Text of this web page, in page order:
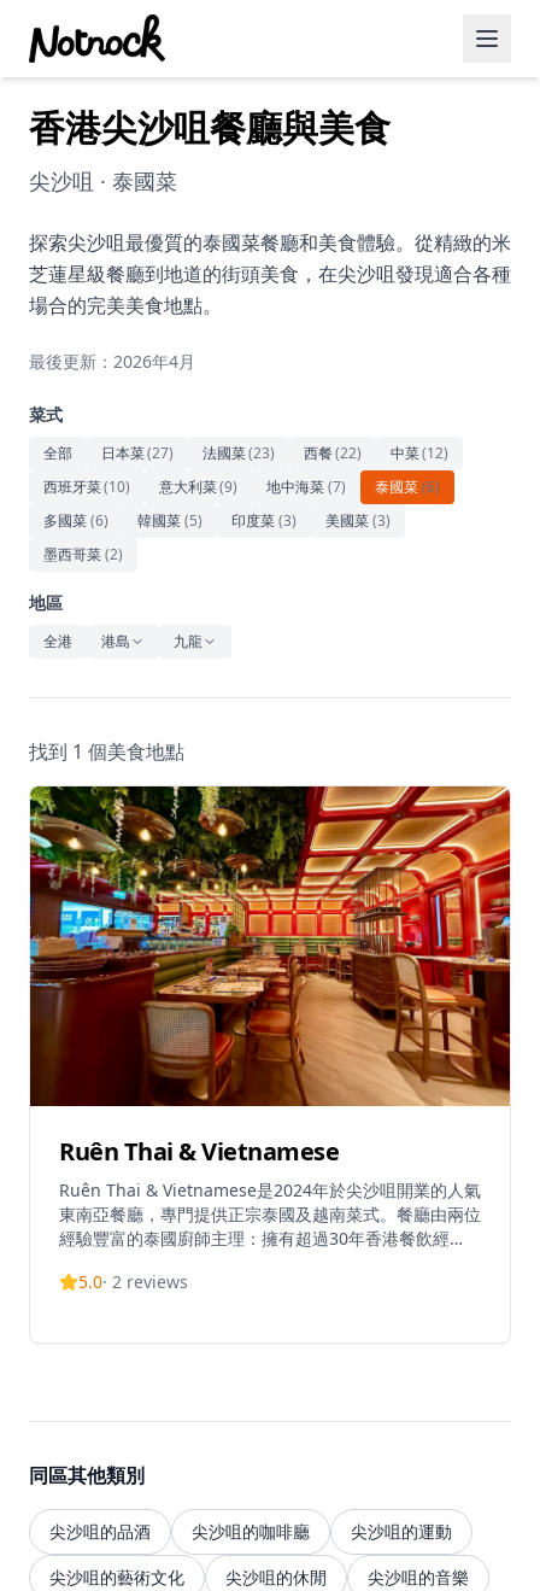
精選活動
博客文章
約會好去處
美食佳餚
藝術文化
休閒
音樂
香港尖沙咀餐廳與美食
尖沙咀 · 泰國菜
探索尖沙咀最優質的泰國菜餐廳和美食體驗。從精緻的米
芝蓮星級餐廳到地道的街頭美食，在尖沙咀發現適合各種
場合的完美美食地點。
最後更新：2026年4月
菜式
全部 日本菜(27) 法國菜(23) 西餐(22) 中菜(12)
西班牙菜(10) 意大利菜(9) 地中海菜(7) 泰國菜(6)
多國菜(6) 韓國菜(5) 印度菜(3) 美國菜(3)
墨西哥菜(2)
地區
全港 港島 九龍
找到 1 個美食地點
Ruên Thai & Vietnamese
Ruên Thai & Vietnamese是2024年於尖沙咀開業的人氣
東南亞餐廳，專門提供正宗泰國及越南菜式。餐廳由兩位
經驗豐富的泰國廚師主理：擁有超過30年香港餐飲經
Bill，以及曾擔任Nara Thai Cuisine行政總廚的Chef
人。Ruên每日提供歡樂時光優惠，上午11時至晚上7時
買一送一，並定期舉辦泰越美食節等季節性活動。適合本
地人及遊客在熱鬧舒適的氛圍中享用優質泰越料理。
5.0· 2 reviews
同區其他類別
尖沙咀的品酒 尖沙咀的咖啡廳
尖沙咀的運動
尖沙咀的藝術文化
尖沙咀的休閒 尖沙咀的音樂